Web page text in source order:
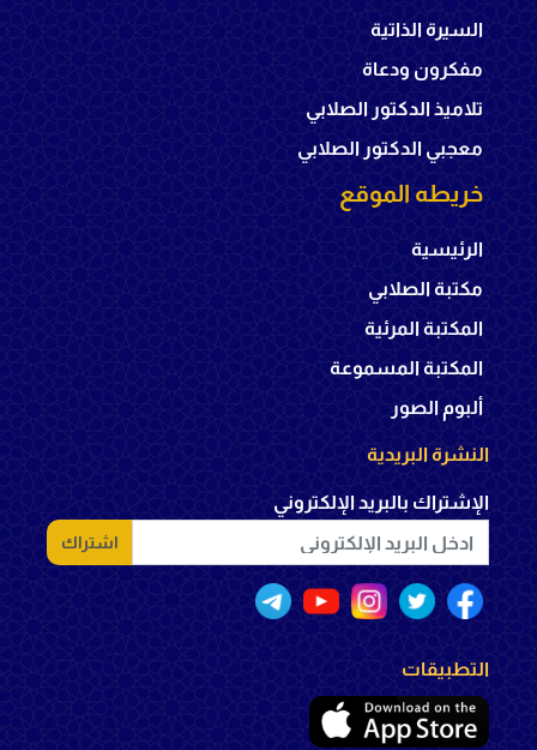
السيرة الذاتية
مفكرون ودعاة
تلاميذ الدكتور الصلابي
معجبي الدكتور الصلابي
خريطه الموقع
الرئيسية
مكتبة الصلابي
المكتبة المرئية
المكتبة المسموعة
ألبوم الصور
النشرة البريدية
الإشتراك بالبريد الإلكتروني
اشتراك
التطبيقات